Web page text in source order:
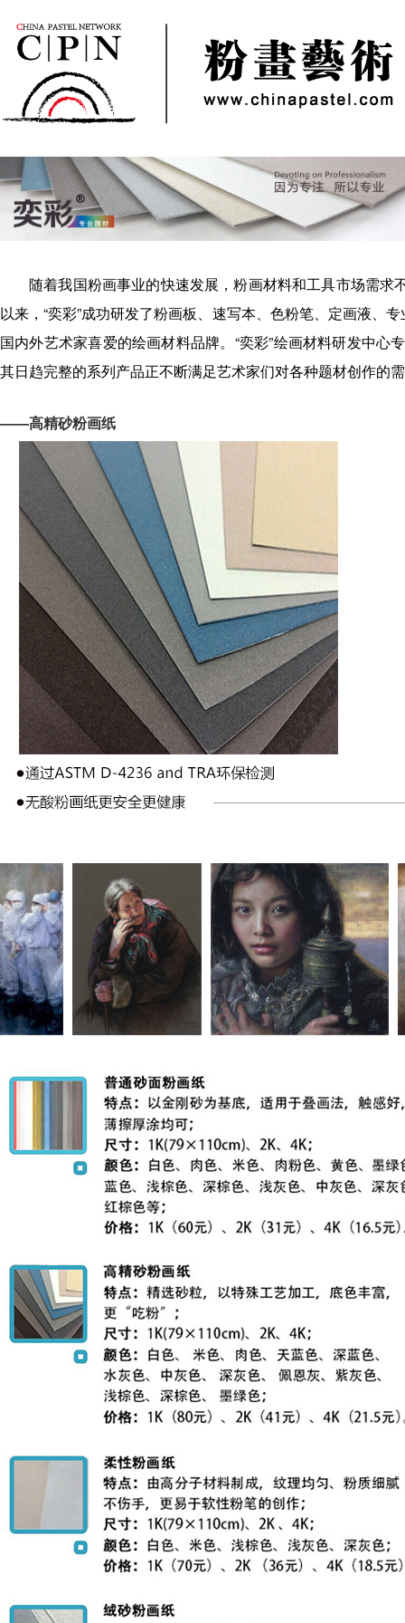
随着我国粉画事业的快速发展，粉画材料和工具市场需求
以来，“奕彩”成功研发了粉画板、速写本、色粉笔、定画液、
国内外艺术家喜爱的绘画材料品牌。“奕彩”绘画材料研发中
其日趋完整的系列产品正不断满足艺术家们对各种题材创作的
——高精砂粉画纸